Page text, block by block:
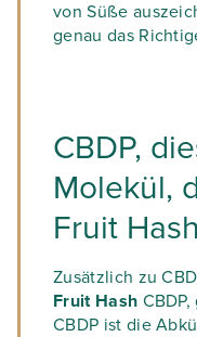
von Süße
genau das
CBDP,
Molekül,
Fruit
Zusätzlich zu
Fruit Hash
CBDP ist die